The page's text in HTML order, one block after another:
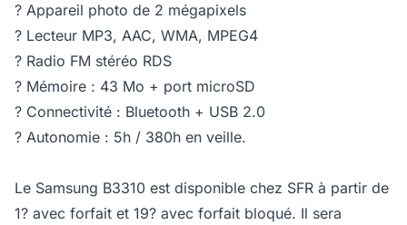
? Appareil photo de 2 mégapixels
? Lecteur MP3, AAC, WMA, MPEG4
? Radio FM stéréo RDS
? Mémoire : 43 Mo + port microSD
? Connectivité : Bluetooth + USB 2.0
? Autonomie : 5h / 380h en veille.
Le Samsung B3310 est disponible chez SFR à partir de
1? avec forfait et 19? avec forfait bloqué. Il sera